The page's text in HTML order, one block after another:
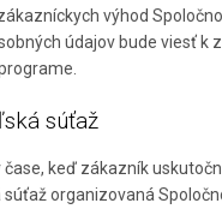
výhod
údajov bude viesť k
súťaž
čase, keď zákazník
organizovaná